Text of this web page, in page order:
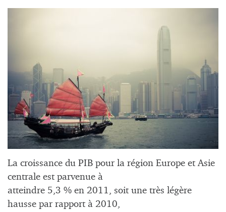
La croissance du PIB pour la région Europe et Asie
centrale est parvenue à
atteindre 5,3 % en 2011, soit une très légère
hausse par rapport à 2010,